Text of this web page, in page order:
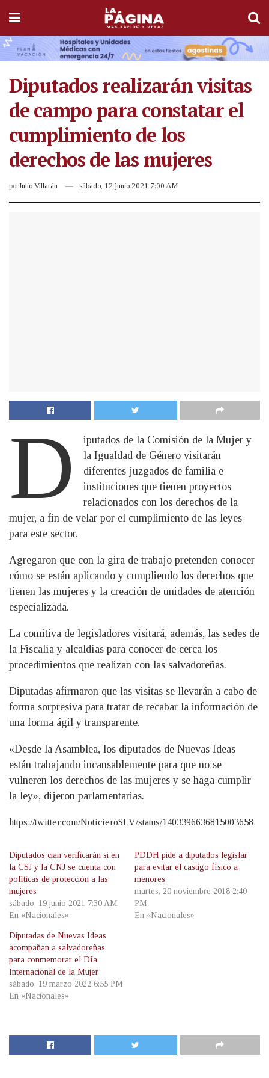
Diputados realizarán visitas
de campo para constatar el
cumplimiento de los
derechos de las mujeres
porJulio Villarán sábado, 12 junio 2021 7:00 AM
D
iputados de la Comisión de la Mujer y
la Igualdad de Género visitarán
diferentes juzgados de familia e
instituciones que tienen proyectos
relacionados con los derechos de la
mujer, a fin de velar por el cumplimiento de las leyes
para este sector.
Agregaron que con la gira de trabajo pretenden conocer
cómo se están aplicando y cumpliendo los derechos que
tienen las mujeres y la creación de unidades de atención
especializada.
La comitiva de legisladores visitará, además, las sedes de
la Fiscalía y alcaldías para conocer de cerca los
procedimientos que realizan con las salvadoreñas.
Diputadas afirmaron que las visitas se llevarán a cabo de
forma sorpresiva para tratar de recabar la información de
una forma ágil y transparente.
«Desde la Asamblea, los diputados de Nuevas Ideas
están trabajando incansablemente para que no se
vulneren los derechos de las mujeres y se haga cumplir
la ley», dijeron parlamentarias.
https://twitter.com/NoticieroSLV/status/1403396636815003658
Diputados cian verificarán si en
la CSJ y la CNJ se cuenta con
políticas de protección a las
mujeres
sábado, 19 junio 2021 7:30 AM
En «Nacionales»
PDDH pide a diputados legislar
para evitar el castigo físico a
menores
martes, 20 noviembre 2018 2:40
PM
En «Nacionales»
Diputadas de Nuevas Ideas
acompañan a salvadoreñas
para conmemorar el Día
Internacional de la Mujer
sábado, 19 marzo 2022 6:55 PM
En «Nacionales»